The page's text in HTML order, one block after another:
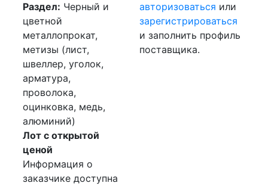
Раздел: Черный и
цветной
металлопрокат,
метизы (лист,
швеллер, уголок,
арматура,
проволока,
оцинковка, медь,
алюминий)
Лот с открытой
ценой
Информация о
заказчике доступна
авторизоваться или
зарегистрироваться
и заполнить профиль
поставщика.